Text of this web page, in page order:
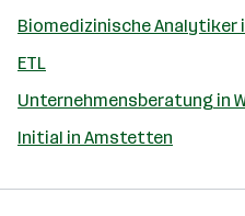
Biomedizinische Analytiker
ETL
Unternehmensberatung in
Initial in Amstetten